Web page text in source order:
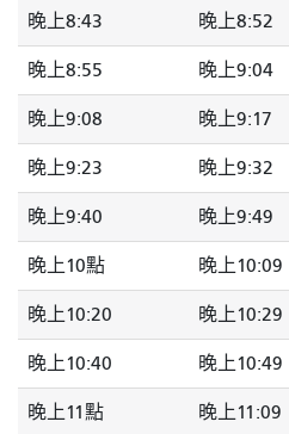
晚上8:43 晚上8:52
晚上8:55 晚上9:04
晚上9:08 晚上9:17
晚上9:23 晚上9:32
晚上9:40 晚上9:49
晚上10點 晚上10:09
晚上10:20 晚上10:29
晚上10:40 晚上10:49
晚上11點 晚上11:09